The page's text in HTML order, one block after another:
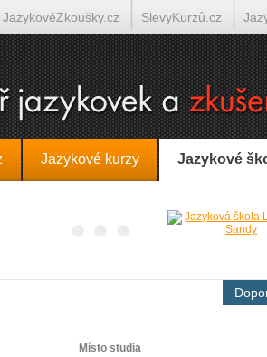
Jazykové kurzy Jazykové
Místo studia
JazykovéZkoušky.cz SlevyKurzů.cz
Italština on-line Tlumočení-